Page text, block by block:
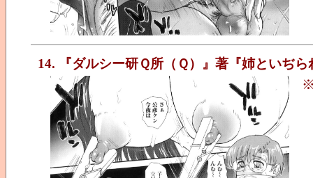
14. 『ダルシー研Ｑ所（Ｑ）』著『姉といぢ